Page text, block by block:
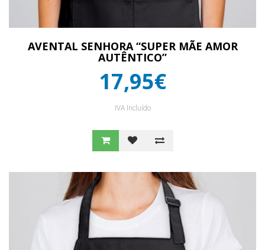
AVENTAL SENHORA “SUPER MÃE AMOR
AUTÊNTICO”
17,95€
IVA Incluído